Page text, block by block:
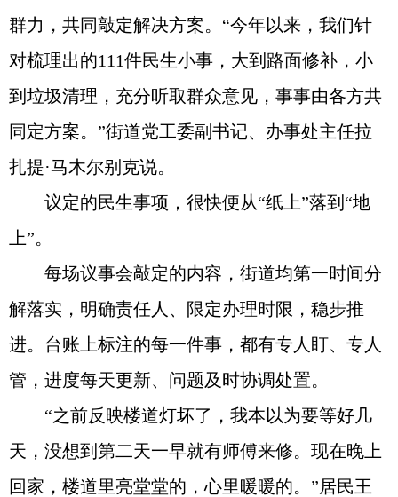
群力，共同敲定解决方案。“今年以来，我们针
对梳理出的111件民生小事，大到路面修补，小
到垃圾清理，充分听取群众意见，事事由各方共
同定方案。”街道党工委副书记、办事处主任拉
扎提·马木尔别克说。
议定的民生事项，很快便从“纸上”落到“地
上”。
每场议事会敲定的内容，街道均第一时间分
解落实，明确责任人、限定办理时限，稳步推
进。台账上标注的每一件事，都有专人盯、专人
管，进度每天更新、问题及时协调处置。
“之前反映楼道灯坏了，我本以为要等好几
天，没想到第二天一早就有师傅来修。现在晚上
回家，楼道里亮堂堂的，心里暖暖的。”居民王